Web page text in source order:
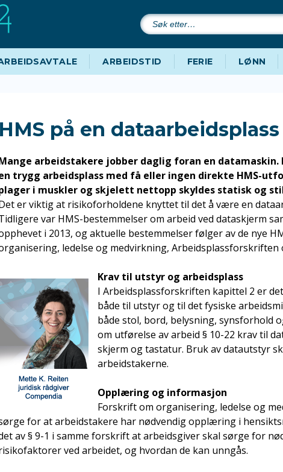
Søk
etter…
ARBEIDSTID FERIE LØNN
HMS på en dataarbeidsplass
arbeidstakere jobber daglig foran en
trygg arbeidsplass med få eller ingen direkte HMS-
i muskler og skjelett nettopp skyldes statisk og
er viktig at risikoforholdene knyttet til det å være en
var HMS-bestemmelser om arbeid ved dataskjerm
i 2013, og aktuelle bestemmelser følger av de nye
ledelse og medvirkning,
Krav til utstyr og arbeidsplass
I Arbeidsplassforskriften kapittel 2 er
både til utstyr og til det fysiske
både stol, bord, belysning, synsforhold
om utførelse av arbeid § 10-22 krav til
skjerm og tastatur. Bruk av datautstyr
arbeidstakerne.
Opplæring og informasjon
Forskrift om organisering, ledelse og
for at arbeidstakere har nødvendig opplæring i
av § 9-1 i samme forskrift at arbeidsgiver skal sørge for
ved arbeidet, og hvordan de kan unngås.